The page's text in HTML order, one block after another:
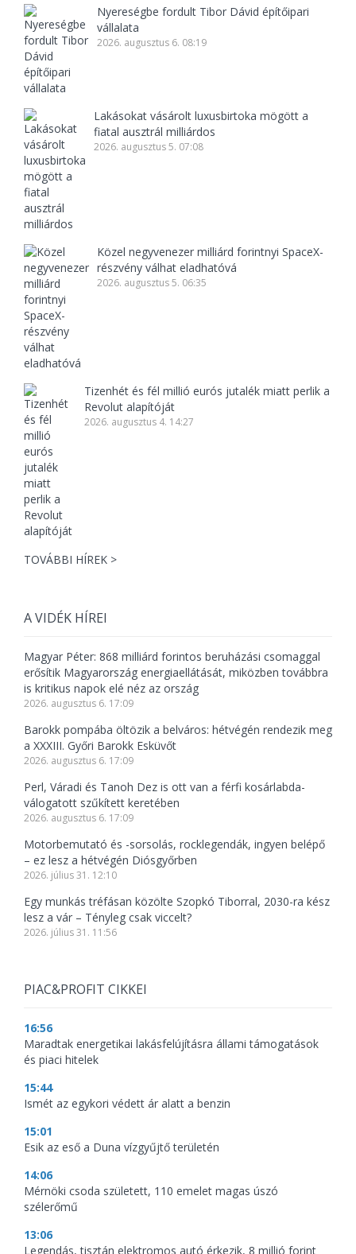
Nyereségbe fordult Tibor Dávid építőipari
vállalata
2026. augusztus 6. 08:19
Lakásokat vásárolt luxusbirtoka mögött a
fiatal ausztrál milliárdos
2026. augusztus 5. 07:08
Közel negyvenezer milliárd forintnyi SpaceX-
részvény válhat eladhatóvá
2026. augusztus 5. 06:35
Tizenhét és fél millió eurós jutalék miatt perlik a
Revolut alapítóját
2026. augusztus 4. 14:27
TOVÁBBI HÍREK >
A VIDÉK HÍREI
Magyar Péter: 868 milliárd forintos beruházási csomaggal
erősítik Magyarország energiaellátását, miközben továbbra
is kritikus napok elé néz az ország
2026. augusztus 6. 17:09
Barokk pompába öltözik a belváros: hétvégén rendezik meg
a XXXIII. Győri Barokk Esküvőt
2026. augusztus 6. 17:09
Perl, Váradi és Tanoh Dez is ott van a férfi kosárlabda-
válogatott szűkített keretében
2026. augusztus 6. 17:09
Motorbemutató és -sorsolás, rocklegendák, ingyen belépő
– ez lesz a hétvégén Diósgyőrben
2026. július 31. 12:10
Egy munkás tréfásan közölte Szopkó Tiborral, 2030-ra kész
lesz a vár – Tényleg csak viccelt?
2026. július 31. 11:56
PIAC&PROFIT CIKKEI
16:56
Maradtak energetikai lakásfelújításra állami támogatások
és piaci hitelek
15:44
Ismét az egykori védett ár alatt a benzin
15:01
Esik az eső a Duna vízgyűjtő területén
14:06
Mérnöki csoda született, 110 emelet magas úszó
szélerőmű
13:06
Legendás, tisztán elektromos autó érkezik, 8 millió forint